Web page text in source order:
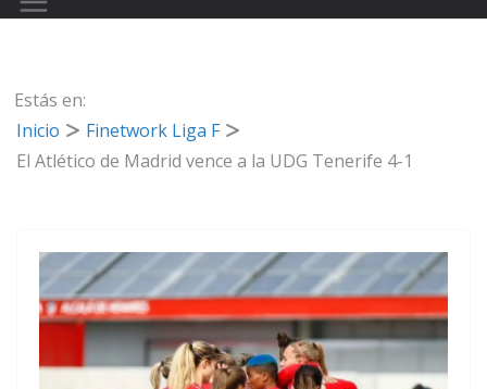
Estás en:
Inicio
Finetwork Liga F
El Atlético de Madrid vence a la UDG Tenerife 4-1